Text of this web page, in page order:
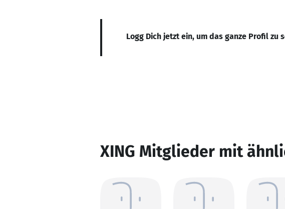
Logg Dich jetzt ein, um das ganze Profil zu
XING Mitglieder mit